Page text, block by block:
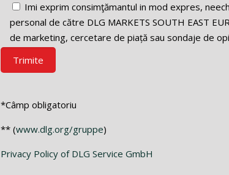
Imi exprim consimţămantul in mod expres,
personal de către DLG MARKETS SOUTH EAST
de marketing, cercetare de piață sau sondaje de
*Câmp obligatoriu
** (www.dlg.org/gruppe)
Privacy Policy of DLG Service GmbH